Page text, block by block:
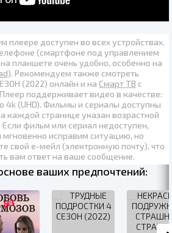
плеере доступен во всех устройствах.
(смартфоне под управлением
планшете очень удобно, особенно на
. Рекомендуем также смотреть
(2022) онлайн и на Смарт ТВ с
поддерживает видео в качестве:
4k (UHD). Фильмы и сериалы доступны
каждой странице указан возрастной
фильм или сериал недоступен,
исправим ситуацию, но
свой е-мейл (электронную почту), что
вам ответ на ваше сообщение.
ваших предпочтений: